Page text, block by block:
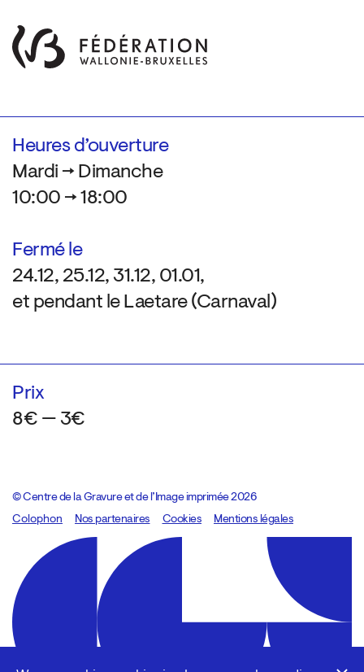
Heures d’ouverture
Mardi → Dimanche
10:00 → 18:00
Fermé le
24.12, 25.12, 31.12, 01.01,
et pendant le Laetare (Carnaval)
Prix
8€ — 3€
© Centre de la Gravure et de l’Image imprimée 2026
Colophon
Design:Marcel Kaczmarek, code:8080.studio
Nos partenaires Cookies Mentions légales